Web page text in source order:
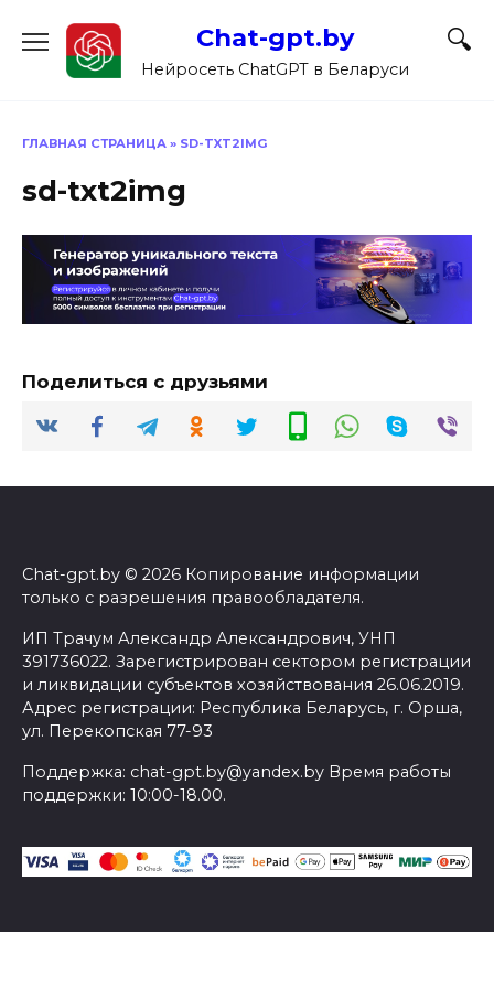
содержанию
Chat-gpt.by
Нейросеть ChatGPT в Беларуси
ГЛАВНАЯ СТРАНИЦА » SD-TXT2IMG
sd-txt2img
Поделиться с друзьями
Chat-gpt.by © 2026 Копирование информации
только с разрешения правообладателя.
ИП Трачум Александр Александрович, УНП
391736022. Зарегистрирован сектором регистрации
и ликвидации субъектов хозяйствования 26.06.2019.
Адрес регистрации: Республика Беларусь, г. Орша,
ул. Перекопская 77-93
Поддержка: chat-gpt.by@yandex.by Время работы
поддержки: 10:00-18.00.